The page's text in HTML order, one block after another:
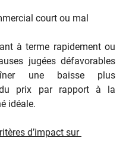
court ou mal
à terme rapidement ou
jugées défavorables
une baisse plus
prix par rapport à la
idéale.
d’impact sur